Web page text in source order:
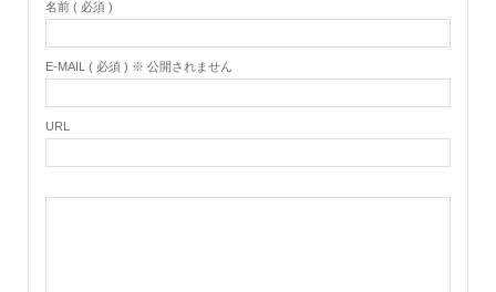
名前 ( 必須 )
E-MAIL ( 必須 ) ※ 公開されません
URL